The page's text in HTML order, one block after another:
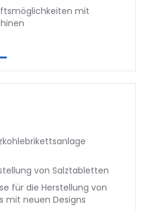
mit
von Salztabletten
für die Herstellung von
mit neuen Designs